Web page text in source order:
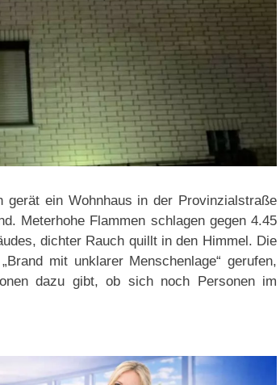
gerät ein Wohnhaus in der Provinzialstraße
Meterhohe Flammen schlagen gegen 4.45
dichter Rauch quillt in den Himmel. Die
mit unklarer Menschenlage“ gerufen,
dazu gibt, ob sich noch Personen im